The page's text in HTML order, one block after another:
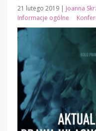
21 lutego 2019 | Joanna
Informacje ogólne